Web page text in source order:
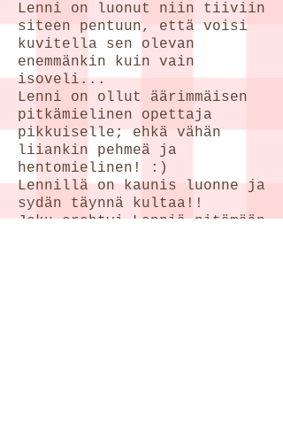
Lenni on luonut niin tiiviin
siteen pentuun, että voisi
kuvitella sen olevan
enemmänkin kuin vain
isoveli...
Lenni on ollut äärimmäisen
pitkämielinen opettaja
pikkuiselle; ehkä vähän
liiankin pehmeä ja
hentomielinen! :)
Lennillä on kaunis luonne ja
sydän täynnä kultaa!!
Joku erehtyi Lenniä pitämään